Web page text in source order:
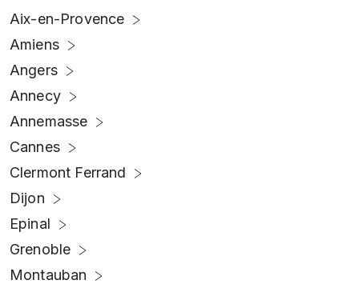
Aix-en-Provence
Amiens
Angers
Annecy
Annemasse
Cannes
Clermont Ferrand
Dijon
Epinal
Grenoble
Montauban